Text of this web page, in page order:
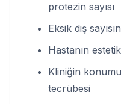
protezin sayısı
Eksik diş
Hastanın
Kliniğin
tecrübesi